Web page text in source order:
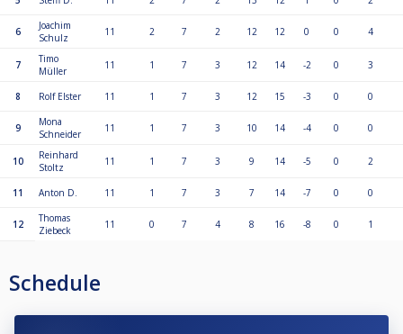
6
Joachim
Schulz
11 2 7 2 12 12 0 0 4
7
Timo
Müller
11 1 7 3 12 14 -2 0 3
8 Rolf Elster 11 1 7 3 12 15 -3 0 0
9
Mona
Schneider
11 1 7 3 10 14 -4 0 0
10
Reinhard
Stoltz
11 1 7 3 9 14 -5 0 2
11 Anton D. 11 1 7 3 7 14 -7 0 0
12
Thomas
Ziebeck
11 0 7 4 8 16 -8 0 1
Schedule